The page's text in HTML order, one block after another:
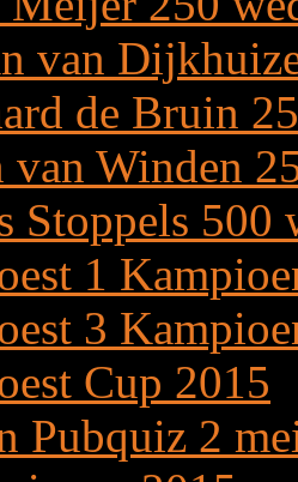
van
de Bruin
van Winden
Stoppels 500
1
3
Cup 2015
Pubquiz 2